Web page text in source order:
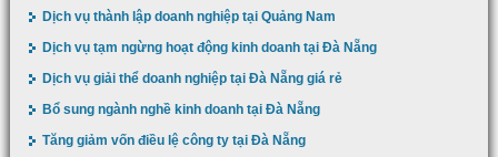
Dịch vụ thành lập doanh nghiệp tại Quảng Nam
Dịch vụ tạm ngừng hoạt động kinh doanh tại Đà Nẵng
Dịch vụ giải thể doanh nghiệp tại Đà Nẵng giá rẻ
Bổ sung ngành nghề kinh doanh tại Đà Nẵng
Tăng giảm vốn điều lệ công ty tại Đà Nẵng